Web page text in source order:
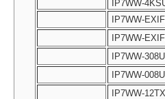
IP7WW-
IP7WW-
IP7WW-
IP7WW-
IP7WW-
IP7WW-